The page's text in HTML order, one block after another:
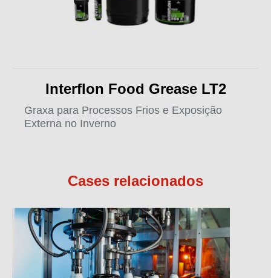
Interflon Food Grease LT2
Graxa para Processos Frios e Exposição
Externa no Inverno
Cases relacionados